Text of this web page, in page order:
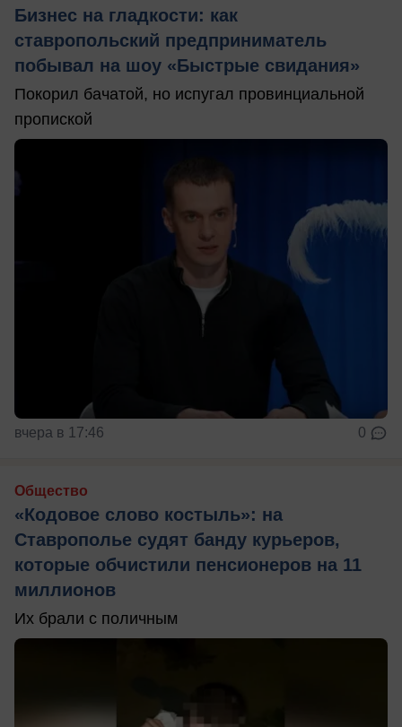
Бизнес на гладкости: как
ставропольский предприниматель
побывал на шоу «Быстрые свидания»
Покорил бачатой, но испугал провинциальной
пропиской
вчера в 17:46 0
Общество
«Кодовое слово костыль»: на
Ставрополье судят банду курьеров,
которые обчистили пенсионеров на 11
миллионов
Их брали с поличным